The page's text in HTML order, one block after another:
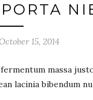
15, 2014
massa
lacinia bibendum